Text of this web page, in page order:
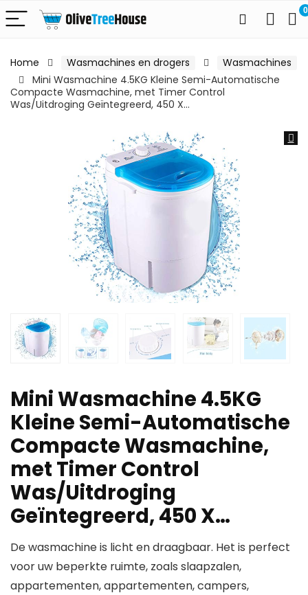
0
Home Wasmachines en drogers
Wasmachines
Mini Wasmachine 4.5KG Kleine Semi-Automatische
Compacte Wasmachine, met Timer Control
Was/Uitdroging Geïntegreerd, 450 X…
Mini Wasmachine 4.5KG
Kleine Semi-Automatische
Compacte Wasmachine,
met Timer Control
Was/Uitdroging
Geïntegreerd, 450 X…
De wasmachine is licht en draagbaar. Het is perfect
voor uw beperkte ruimte, zoals slaapzalen,
appartementen, appartementen, campers,